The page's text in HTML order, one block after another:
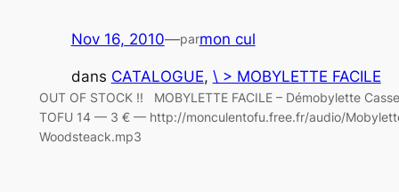
Nov 16, 2010—parmon cul
dans CATALOGUE, \ > MOBYLETTE FACILE
OUT OF STOCK !! MOBYLETTE FACILE – Démobylette
TOFU 14 — 3 € — http://monculentofu.free.fr/audio/
Woodsteack.mp3